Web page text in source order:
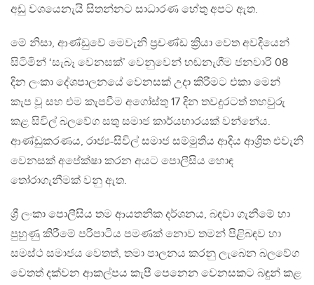
අඩු වශයෙනැයි සිතන්නට සාධාරණ හේතු අපට ඇත.
මේ නිසා, ආණ්ඩුවේ මෙවැනි ප්‍රචණ්ඩ ක්‍රියා වෙත අවදියෙන්
සිටිමින් ‘සැබෑ වෙනසක්’ වෙනුවෙන් හඬනැගීම ජනවාරි 08
දින ලංකා දේශපාලනයේ වෙනසක් උදා කිරීමට එකා මෙන්
කැප වූ සහ එම කැපවීම අගෝස්තු 17 දින තවදුරටත් තහවුරු
කළ සිවිල් බලවේග සතු සමාජ කාර්යභාරයක් වන්නේය.
ආණ්ඩුකරණය, රාජ්‍ය-සිවිල් සමාජ සම්මුතිය ආදිය ආශ්‍රිත එවැනි
වෙනසක් අපේක්ෂා කරන අයට පොලීසිය හොඳ
තෝරාගැනීමක් වනු ඇත.
ශ්‍රී ලංකා පොලීසිය තම ආයතනික දර්ශනය, බඳවා ගැනීමේ හා
පුහුණු කිරීමේ පරිපාටිය පමණක් නොව තමන් පිළිබඳව හා
සමස්ථ සමාජය වෙතත්, තමා පාලනය කරනු ලැබෙන බලවේග
වෙතත් දක්වන ආකල්පය කැපී පෙනෙන වෙනසකට බඳුන් කළ